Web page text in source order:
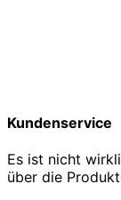
Kundenservice
Es ist nicht
über die